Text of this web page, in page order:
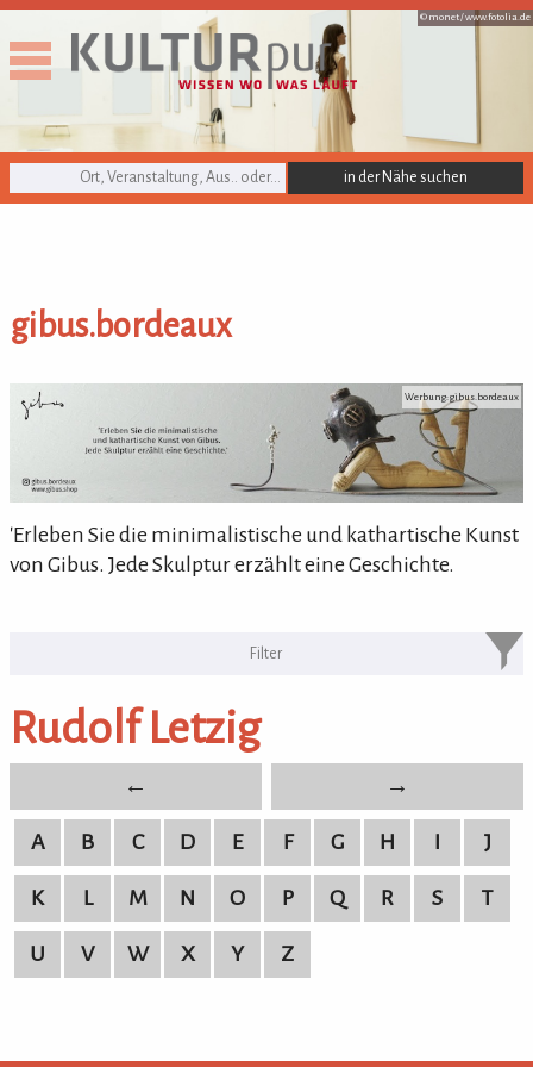
© monet /www.fotolia.de
KULTURpur Suche
gibus.bordeaux
gibus.bordeaux Werbung: gibus.bordeaux
'Erleben Sie die minimalistische und kathartische Kunst
von Gibus. Jede Skulptur erzählt eine Geschichte.
KULTURpur Bildende Künstler von
Rudolf Letzig
bildende Künstler von A-Z
← →
A B C D E F G H I J
K L M N O P Q R S T
U V W X Y Z